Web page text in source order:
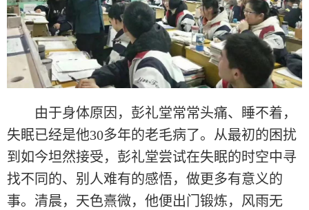
由于身体原因，彭礼堂常常头痛、睡不着，
失眠已经是他30多年的老毛病了。从最初的困扰
到如今坦然接受，彭礼堂尝试在失眠的时空中寻
找不同的、别人难有的感悟，做更多有意义的
事。清晨，天色熹微，他便出门锻炼，风雨无